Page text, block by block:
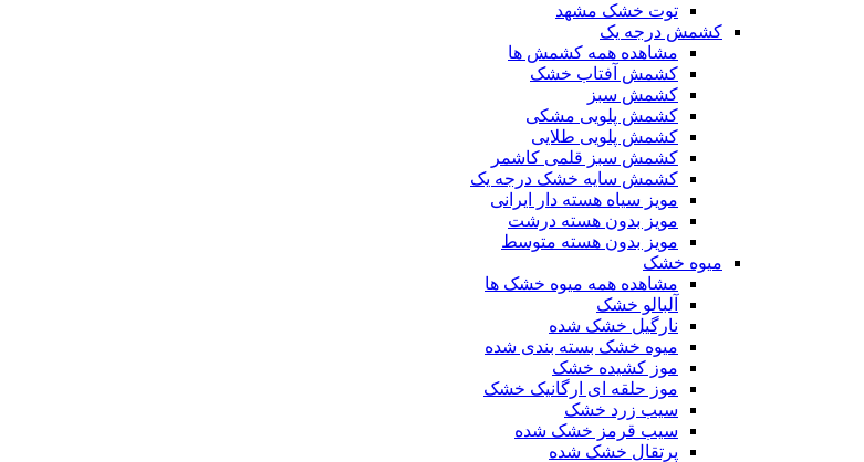
توت خشک مشهد
کشمش درجه یک
مشاهده همه کشمش ها
کشمش آفتاب خشک
کشمش سبز
کشمش پلویی مشکی
کشمش پلویی طلایی
کشمش سبز قلمی کاشمر
کشمش سایه خشک درجه یک
مویز سیاه هسته دار ایرانی
مویز بدون هسته درشت
مویز بدون هسته متوسط
میوه خشک
مشاهده همه میوه خشک ها
آلبالو خشک
نارگیل خشک شده
میوه خشک بسته بندی شده
موز کشیده خشک
موز حلقه ای ارگانیک خشک
سیب زرد خشک
سیب قرمز خشک شده
پرتقال خشک شده